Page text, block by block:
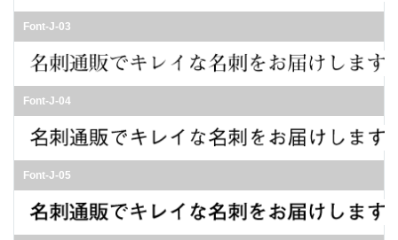
Font-J-03
Font-J-04
Font-J-05